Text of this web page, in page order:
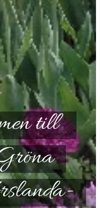
till